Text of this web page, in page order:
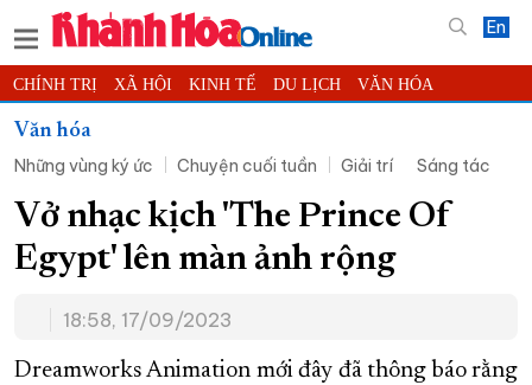
En
CHÍNH TRỊ XÃ HỘI KINH TẾ DU LỊCH VĂN HÓA
THỂ THAO
KHOA HỌC - CÔNG NGHỆ PHÁP LUẬT BẠN ĐỌC PHÓNG SỰ
THẾ GIỚI MULTIMEDIA VIDEO ĐỌC BÁO ONLINE
PODCAST THÔNG TIN - QUẢNG CÁO
TRƯỜNG SA BIỂN ĐẢO QUÊ HƯƠNG
CHUNG TAY CẢI CÁCH HÀNH CHÍNH
Văn hóa
Những vùng ký ức
Chuyện cuối tuần Giải trí Sáng tác
Vở nhạc kịch 'The Prince Of
Egypt' lên màn ảnh rộng
18:58, 17/09/2023
Dreamworks Animation mới đây đã thông báo rằng